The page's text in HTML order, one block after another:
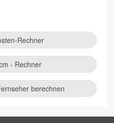
Rechner
- Rechner
berechnen